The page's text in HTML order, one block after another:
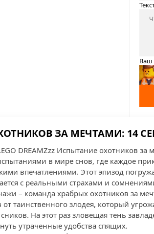
Ваш
ЗА МЕЧТАМИ: 14
DREAMZzz Испытание охотников за
в мире снов, где каждое
впечатлениями. Этот эпизод
с реальными страхами и
– команда храбрых охотников за
таинственного злодея, который
На этот раз зловещая тень
утраченные удобства спящих.